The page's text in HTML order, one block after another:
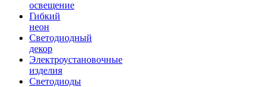
освещение
Гибкий
неон
Светодиодный
декор
Электроустановочные
изделия
Светодиоды